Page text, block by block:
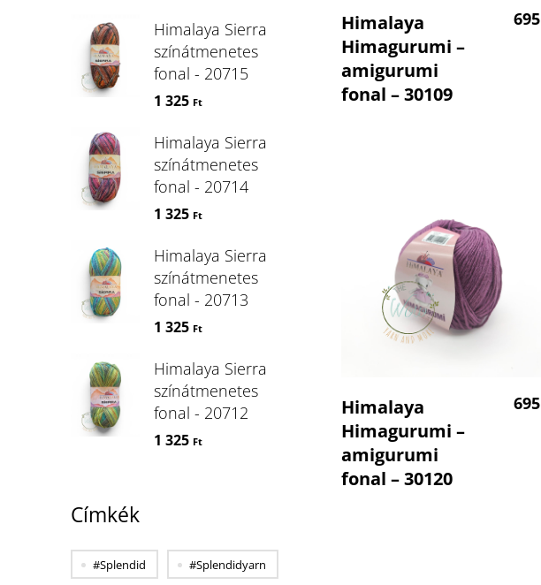
Himalaya Sierra
színátmenetes
fonal - 20715
1 325 Ft
Himalaya Sierra
színátmenetes
fonal - 20714
1 325 Ft
Himalaya Sierra
színátmenetes
fonal - 20713
1 325 Ft
Himalaya Sierra
színátmenetes
fonal - 20712
1 325 Ft
Címkék
#splendid #splendidyarn
Kosárba Teszem
Himalaya
Himagurumi –
amigurumi
fonal – 30109
695
Kosárba Teszem
Himalaya
Himagurumi –
amigurumi
fonal – 30120
695